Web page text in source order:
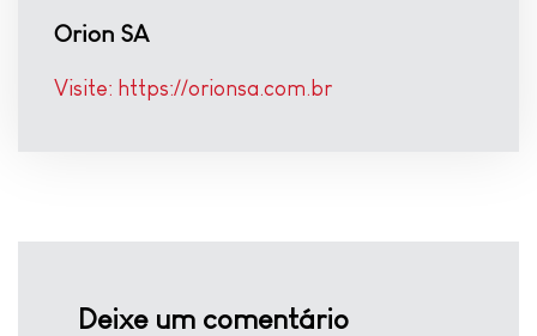
Orion SA
Visite: https://orionsa.com.br
Deixe um comentário